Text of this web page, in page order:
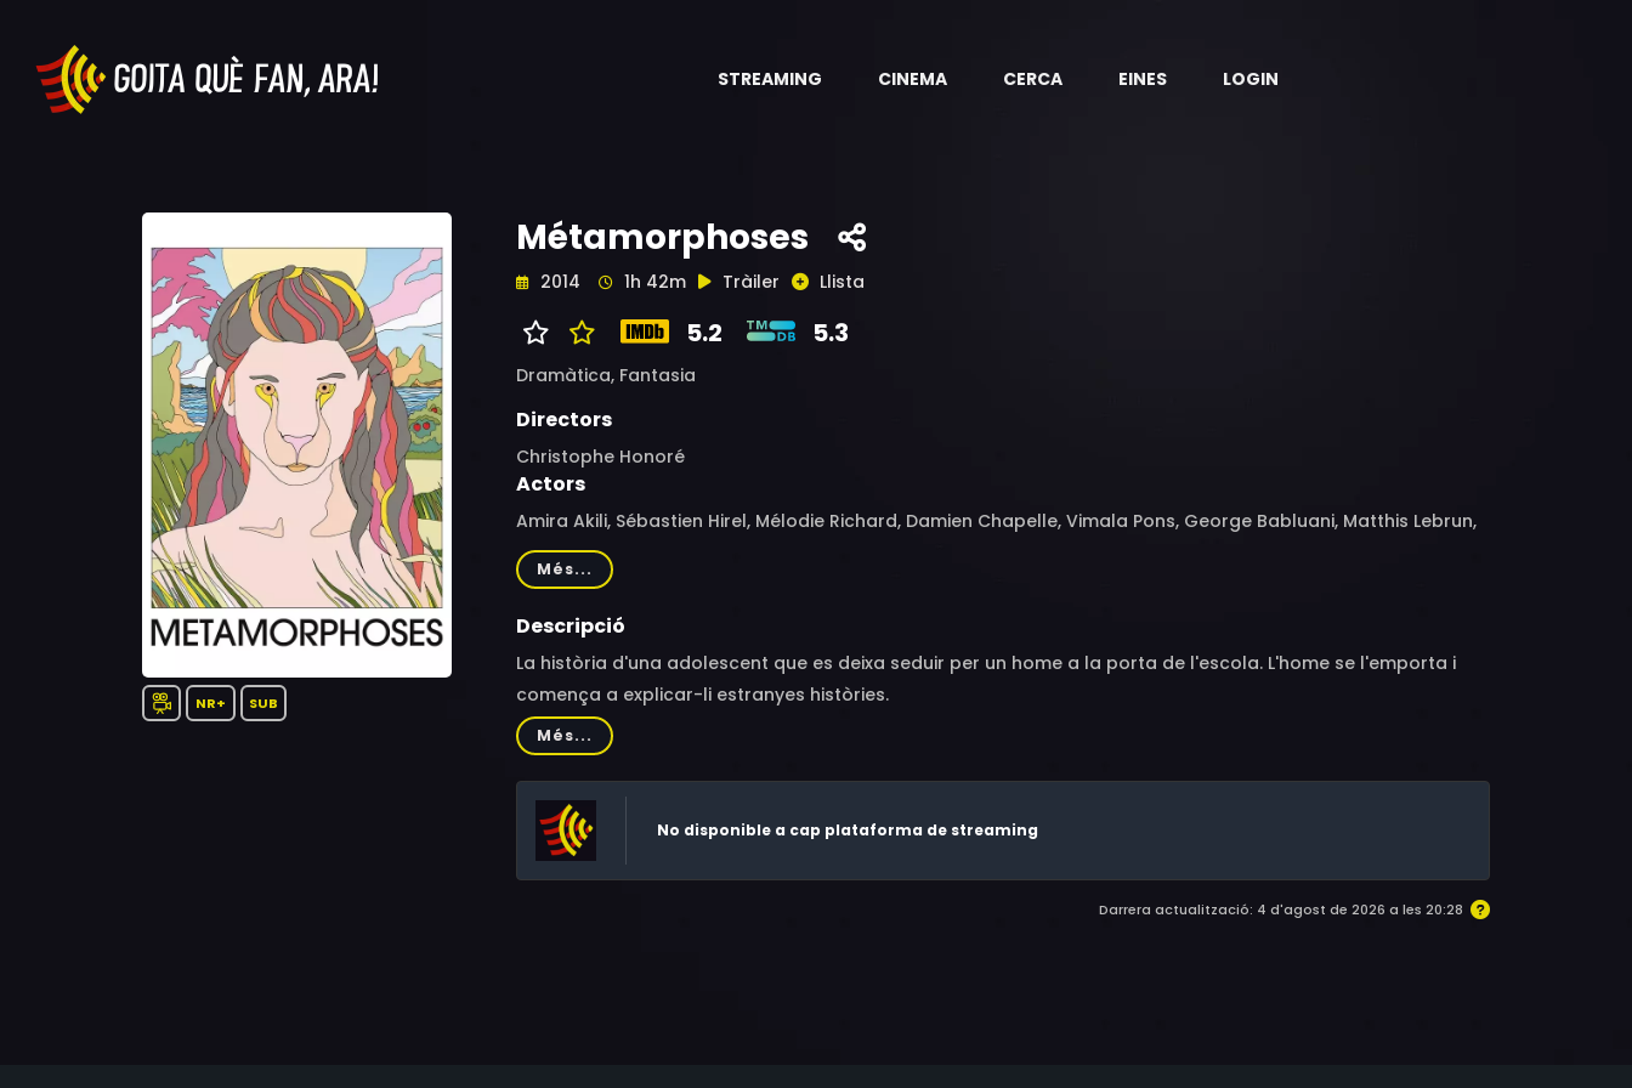
STREAMING CINEMA CERCA EINES LOGIN
NR+ SUB
Métamorphoses
2014 1h 42m Tràiler Llista
5.2 5.3
Dramàtica, Fantasia
Directors
Christophe Honoré
Actors
Amira Akili, Sébastien Hirel, Mélodie Richard, Damien Chapelle, Vimala Pons, George Babluani, Matthis Lebrun,
Samantha Avrillaud, Coralie Rouet, Nadir Sönmez, Vincent Massimino, Olivier Müller, Myriam Guizani, Gabrielle
Chuiton, Jean Courte, Rachid O., Arthur Jacquin, Julien Antonini, Jimmy Lenoir, Mathilde Cheravola, Anna
Camplan, Eléonor Vergez, Margot Guitton, Marlène Saldana, Mathilde Dromard, Carlotta Moraru
Més...
Descripció
La història d'una adolescent que es deixa seduir per un home a la porta de l'escola. L'home se l'emporta i
comença a explicar-li estranyes històries.
Més...
No disponible a cap plataforma de streaming
Darrera actualització: 4 d'agost de 2026 a les 20:28